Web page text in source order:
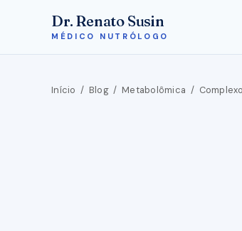
Dr. Renato Susin
MÉDICO NUTRÓLOGO
Início / Blog/ Metabolômica /